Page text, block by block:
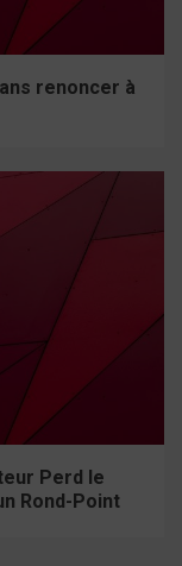
renoncer à
Perd le
Rond-Point